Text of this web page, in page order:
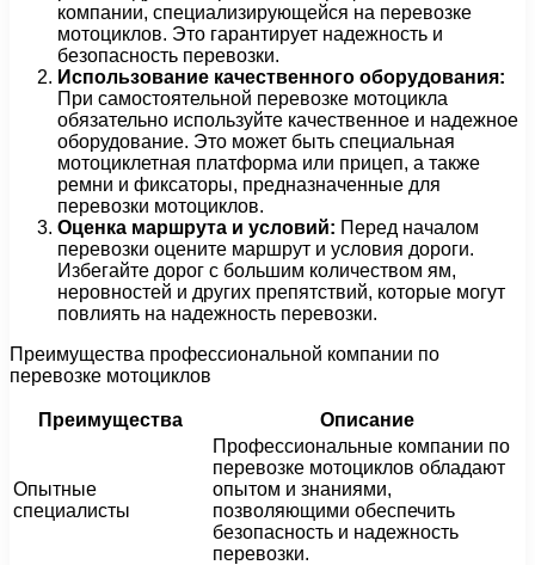
компании, специализирующейся на перевозке
мотоциклов. Это гарантирует надежность и
безопасность перевозки.
Использование качественного оборудования:
При самостоятельной перевозке мотоцикла
обязательно используйте качественное и надежное
оборудование. Это может быть специальная
мотоциклетная платформа или прицеп, а также
ремни и фиксаторы, предназначенные для
перевозки мотоциклов.
Оценка маршрута и условий: Перед началом
перевозки оцените маршрут и условия дороги.
Избегайте дорог с большим количеством ям,
неровностей и других препятствий, которые могут
повлиять на надежность перевозки.
Преимущества профессиональной компании по
перевозке мотоциклов
Преимущества Описание
Опытные
специалисты
Профессиональные компании по
перевозке мотоциклов обладают
опытом и знаниями,
позволяющими обеспечить
безопасность и надежность
перевозки.